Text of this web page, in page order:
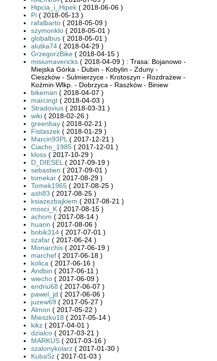
Hipcia_i_Hipek ( 2018-06-06 )
Pi ( 2018-05-13 )
rafalbarto ( 2018-05-09 )
szymonklo ( 2018-05-01 )
globalbus ( 2018-05-01 )
alutka74 ( 2018-04-29 )
GrzegorzBike ( 2018-04-15 )
misiumavericks ( 2018-04-09 ) : Trasa: Bojanowo -
Miejska Górka - Dubin - Kobylin - Zduny -
Cieszków - Sulmierzyce - Krotoszyn - Rozdrażew -
Koźmin Wlkp. - Dobrzyca - Raszków - Biniew
bikeman ( 2018-04-07 )
marcingt ( 2018-04-03 )
Stradovius ( 2018-03-31 )
wiki ( 2018-02-26 )
greenbay ( 2018-02-21 )
Fistaszek ( 2018-01-29 )
Marcin93PL ( 2017-12-21 )
Ciacho_1985 ( 2017-12-01 )
kloss ( 2017-10-29 )
D_DIESEL ( 2017-09-19 )
sebastien ( 2017-09-01 )
tomekar ( 2017-08-29 )
Tomek1965 ( 2017-08-25 )
ash83 ( 2017-08-25 )
ksiazezbajkiem ( 2017-08-21 )
mosci_K ( 2017-08-15 )
achom ( 2017-08-14 )
huann ( 2017-08-06 )
bobik314 ( 2017-07-01 )
szafar ( 2017-06-24 )
Monarchis ( 2017-06-19 )
marchef ( 2017-06-18 )
kolica ( 2017-06-16 )
Andbin ( 2017-06-11 )
wiecho ( 2017-06-09 )
endriu68 ( 2017-06-07 )
pawel_jd ( 2017-06-06 )
juzew69 ( 2017-05-27 )
Almon ( 2017-05-22 )
Mieszko18 ( 2017-05-14 )
kikz ( 2017-04-01 )
dzialco ( 2017-03-21 )
MARKUS ( 2017-03-16 )
szalonykolarz ( 2017-01-30 )
KubaSz ( 2017-01-03 )